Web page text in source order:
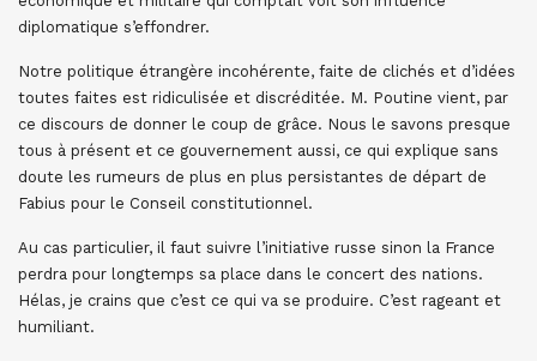
diplomatique s’effondrer.
Notre politique étrangère incohérente, faite de clichés et d’idées
toutes faites est ridiculisée et discréditée. M. Poutine vient, par
ce discours de donner le coup de grâce. Nous le savons presque
tous à présent et ce gouvernement aussi, ce qui explique sans
doute les rumeurs de plus en plus persistantes de départ de
Fabius pour le Conseil constitutionnel.
Au cas particulier, il faut suivre l’initiative russe sinon la France
perdra pour longtemps sa place dans le concert des nations.
Hélas, je crains que c’est ce qui va se produire. C’est rageant et
humiliant.